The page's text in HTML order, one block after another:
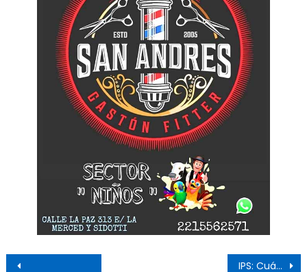
Navegación de entradas IPS: Cuándo se cobra el medio aguinaldo y haberes de diciembre